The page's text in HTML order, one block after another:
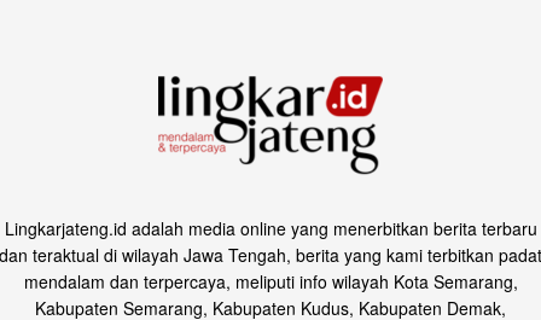
Lingkarjateng.id adalah media online yang menerbitkan berita terbaru
dan teraktual di wilayah Jawa Tengah, berita yang kami terbitkan padat
mendalam dan terpercaya, meliputi info wilayah Kota Semarang,
Kabupaten Semarang, Kabupaten Kudus, Kabupaten Demak,